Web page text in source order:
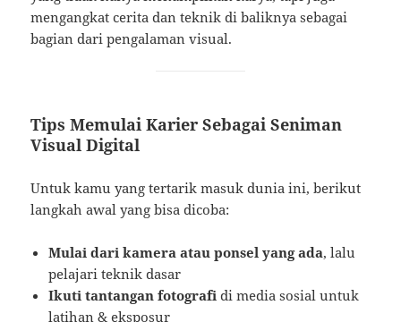
mengangkat cerita dan teknik di baliknya sebagai
bagian dari pengalaman visual.
Tips Memulai Karier Sebagai Seniman
Visual Digital
Untuk kamu yang tertarik masuk dunia ini, berikut
langkah awal yang bisa dicoba:
Mulai dari kamera atau ponsel yang ada, lalu
pelajari teknik dasar
Ikuti tantangan fotografi di media sosial untuk
latihan & eksposur